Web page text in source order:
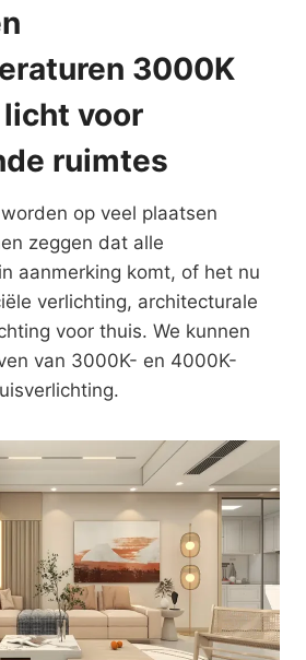
3000K
voor
ruimtes
op veel plaatsen
zeggen dat alle
aanmerking komt, of het nu
verlichting, architecturale
voor thuis. We kunnen
van 3000K- en 4000K-